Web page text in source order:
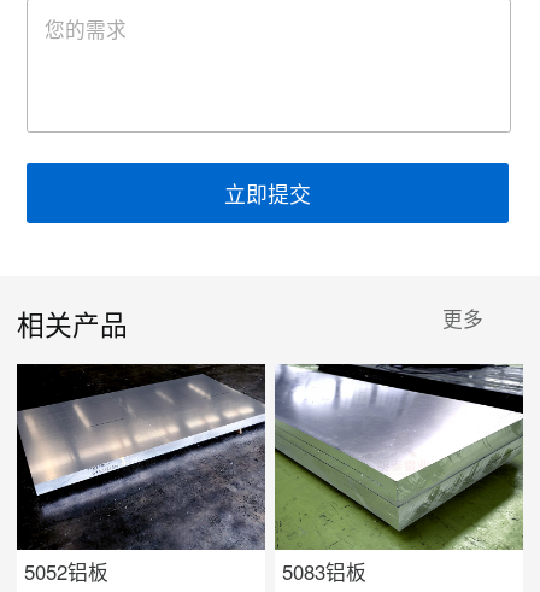
立即提交
相关产品 更多
5052铝板 5083铝板